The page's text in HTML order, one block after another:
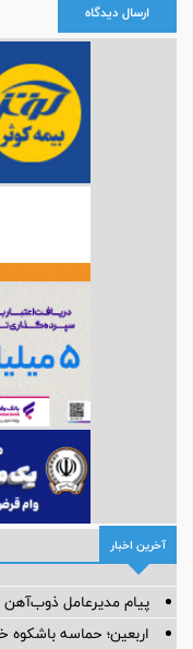
ارسال دیدگاه
آخرین اخبار
پیام مدیرعامل ذوب‌آهن
اربعین؛ حماسه